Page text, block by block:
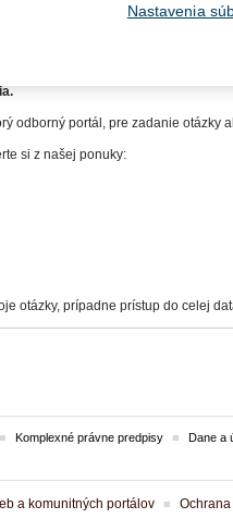
užívateľovi.
odborný portál, pre zadanie
si z našej ponuky:
otázky, prípadne prístup do celej
Komplexné právne predpisy Dane a
a komunitných portálov
Nastavenia